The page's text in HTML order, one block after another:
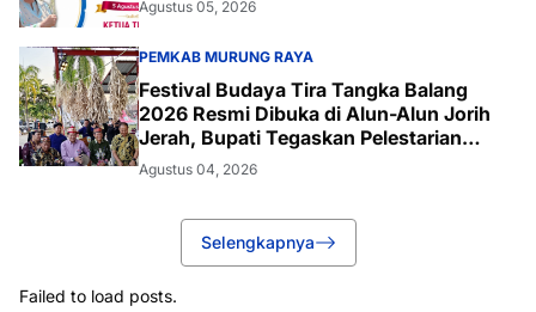
Agustus 05, 2026
PEMKAB MURUNG RAYA
Festival Budaya Tira Tangka Balang
2026 Resmi Dibuka di Alun-Alun Jorih
Jerah, Bupati Tegaskan Pelestarian
Budaya
Agustus 04, 2026
Selengkapnya
Failed to load posts.